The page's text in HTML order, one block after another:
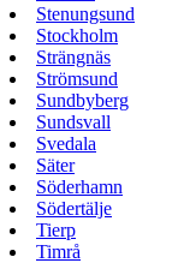
Stenungsund
Stockholm
Strängnäs
Strömsund
Sundbyberg
Sundsvall
Svedala
Säter
Söderhamn
Södertälje
Tierp
Timrå